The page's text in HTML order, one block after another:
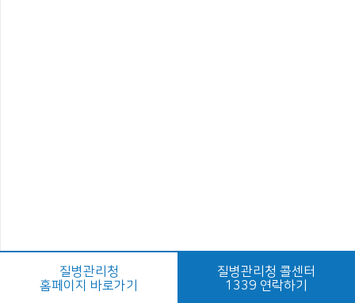
질병관리청
홈페이지 바로가기
질병관리청 콜센터
1339 연락하기